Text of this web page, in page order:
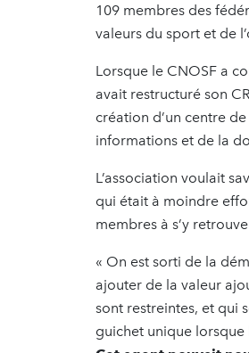
109 membres des
valeurs du sport et de
Lorsque le CNOSF a
avait restructuré son
création d’un centre
informations et de la
L’association voulait
qui était à moindre
membres à s’y
« On est sorti de la
ajouter de la valeur
sont restreintes, et qui
guichet unique lorsque